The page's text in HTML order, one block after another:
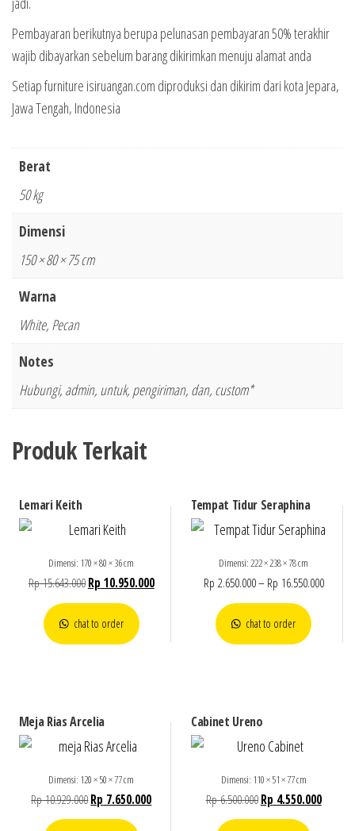
Pembayaran berikutnya berupa pelunasan pembayaran 50% terakhir
wajib dibayarkan sebelum barang dikirimkan menuju alamat anda
Setiap furniture isiruangan.com diproduksi dan dikirim dari kota Jepara,
Jawa Tengah, Indonesia
Berat
50 kg
Dimensi
150 × 80 × 75 cm
Warna
White, Pecan
Notes
Hubungi, admin, untuk, pengiriman, dan, custom*
Produk Terkait
Lemari Keith
Dimensi: 170 × 80 × 36 cm
Rp15.643.000Rp 10.950.000
chat to order
Tempat Tidur Seraphina
Dimensi: 222 × 238 × 78 cm
Rp 2.650.000– Rp 16.550.000
chat to order
Meja Rias Arcelia
Dimensi: 120 × 50 × 77 cm
Rp10.929.000Rp 7.650.000
Cabinet Ureno
Dimensi: 110 × 51 × 77 cm
Rp6.500.000 Rp 4.550.000